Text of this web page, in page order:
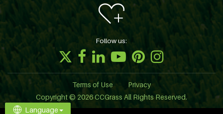
Follow us:
Terms of Use
Privacy
Copyright © 2026 CCGrass All Rights Reserved.
Language